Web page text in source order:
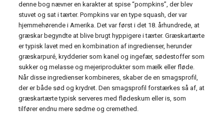
denne bog nævner en karakter at spise “pompkins”, der blev
stuvet og sat i tærter. Pompkins var en type squash, der var
hjemmehørende i Amerika. Det var først i det 18. århundrede, at
græskar begyndte at blive brugt hyppigere i tærter. Græskartærte
er typisk lavet med en kombination af ingredienser, herunder
græskarpuré, krydderier som kanel og ingefær, sødestoffer som
sukker og melasse og mejeriprodukter som mælk eller fløde.
Når disse ingredienser kombineres, skaber de en smagsprofil,
der er både sød og krydret. Den smagsprofil forstærkes så af, at
græskartærte typisk serveres med flødeskum eller is, som
tilfører endnu mere sødme og cremethed.